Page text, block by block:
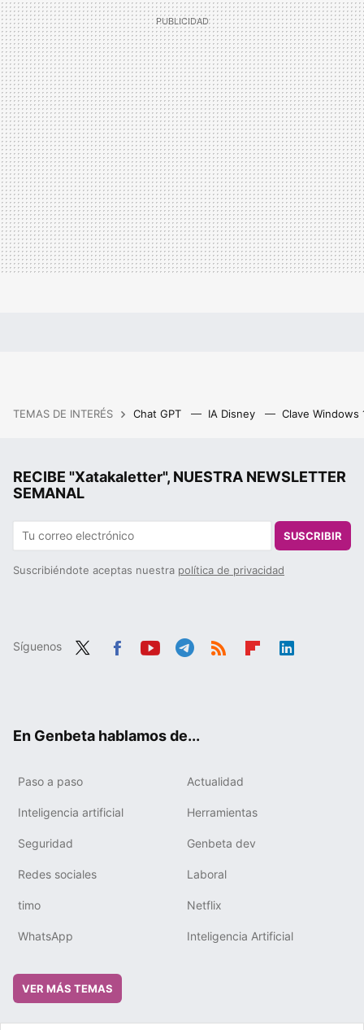
TEMAS DE INTERÉS Chat GPT IA Disney Clave Windows
RECIBE "Xatakaletter", NUESTRA NEWSLETTER
SEMANAL
SUSCRIBIR
Suscribiéndote aceptas nuestra política de privacidad
Síguenos
En Genbeta hablamos de...
Paso a paso Actualidad
Inteligencia artificial Herramientas
Seguridad Genbeta dev
Redes sociales Laboral
timo Netflix
WhatsApp Inteligencia Artificial
VER MÁS TEMAS